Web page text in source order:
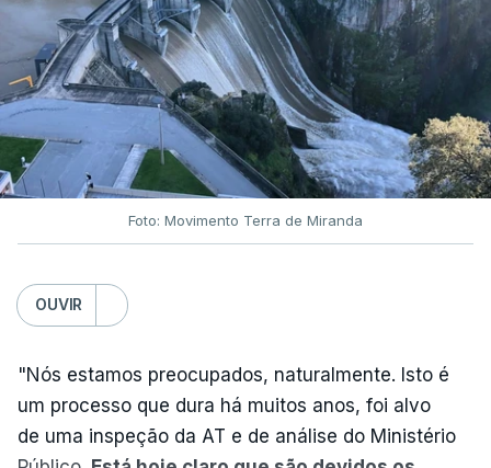
Nova polémica com Luís
Neves. Ministro nega
favorecimento a construtora
DST
7 Agosto 2026, 20:28
Diretor financeiro da PJ
nega que Construbarcelos
tenha feito obras na casa
onde vive
Foto: Movimento Terra de Miranda
OUVIR
"Nós estamos preocupados, naturalmente. Isto é
um processo que dura há muitos anos, foi alvo
de uma inspeção da AT e de análise do Ministério